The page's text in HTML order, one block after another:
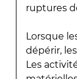
ruptures
Lorsque
dépérir,
Les